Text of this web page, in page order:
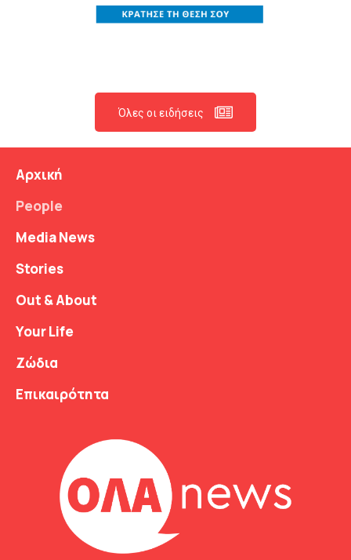
Όλες οι ειδήσεις
Αρχική
People
Media News
Stories
Out & About
Your Life
Ζώδια
Επικαιρότητα